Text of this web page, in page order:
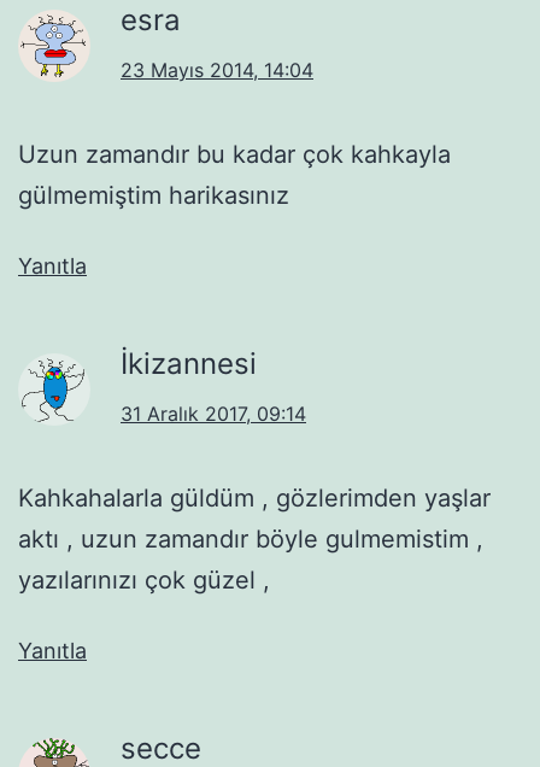
esra
23 Mayıs 2014, 14:04
Uzun zamandır bu kadar çok kahkayla
gülmemiştim harikasınız
Yanıtla
İkizannesi
31 Aralık 2017, 09:14
Kahkahalarla güldüm , gözlerimden yaşlar
aktı , uzun zamandır böyle gulmemistim ,
yazılarınızı çok güzel ,
Yanıtla
secce